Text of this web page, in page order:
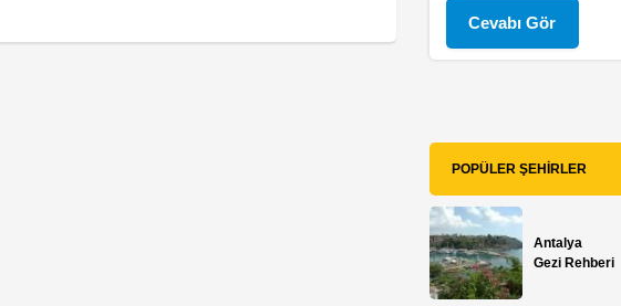
Cevabı Gör
POPÜLER ŞEHIRLER
Antalya
Gezi Rehberi